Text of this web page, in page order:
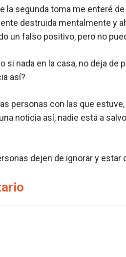
la segunda toma me enteré
destruida mentalmente y
un falso positivo, pero no
si nada en la casa, no deja
así?
personas con las que
noticia así, nadie está a
dejen de ignorar y